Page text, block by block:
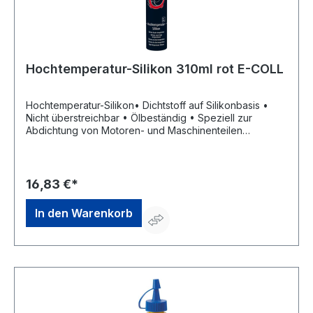
Hochtemperatur-Silikon 310ml rot E-COLL
Hochtemperatur-Silikon• Dichtstoff auf Silikonbasis •
Nicht überstreichbar • Ölbeständig • Speziell zur
Abdichtung von Motoren- und Maschinenteilen
bis +300 °C)Hersteller: Einkaufsbüro Deutscher
Eisenhändler GmbH, EDE Platz 1, 42389 Wuppertal, DE,
+4920260960, webkontakt@ede.de
16,83 €*
In den Warenkorb